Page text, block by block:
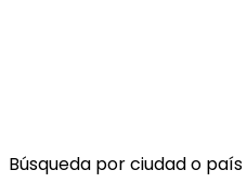
Búsqueda por ciudad o país